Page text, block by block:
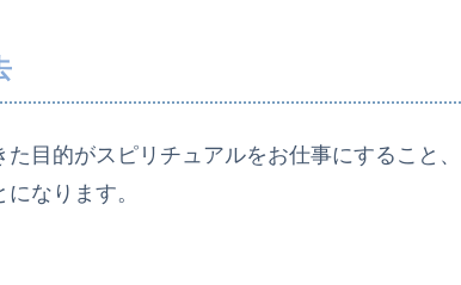
た目的がスピリチュアルをお仕事にすること
なります。